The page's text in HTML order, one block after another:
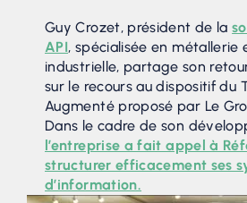
Guy Crozet, président de la
API, spécialisée en métallerie
industrielle, partage son
sur le recours au dispositif du
Augmenté proposé par Le
Dans le cadre de son
l’entreprise a fait appel à
structurer efficacement ses
d’information.